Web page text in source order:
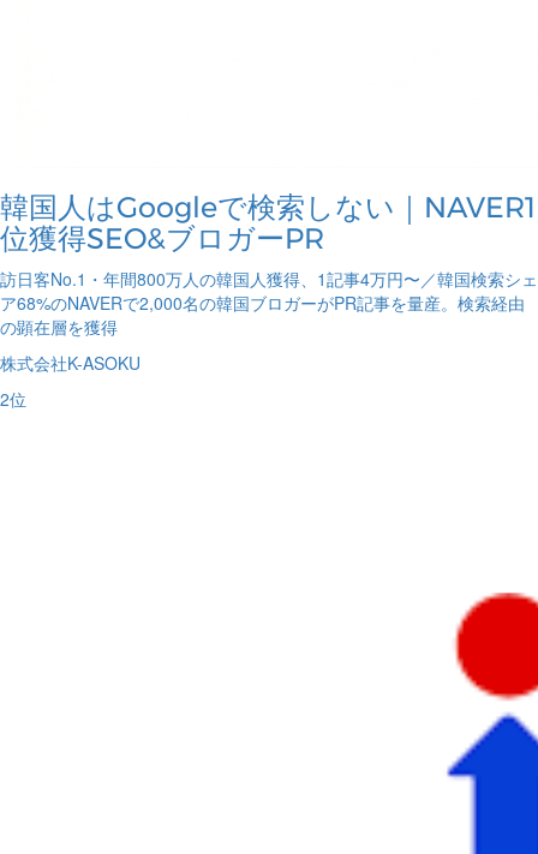
韓国人はGoogleで検索しない｜NAVER1
位獲得SEO&ブロガーPR
訪日客No.1・年間800万人の韓国人獲得、1記事4万円〜／韓国検索シェ
ア68%のNAVERで2,000名の韓国ブロガーがPR記事を量産。検索経由
の顕在層を獲得
株式会社K-ASOKU
2位